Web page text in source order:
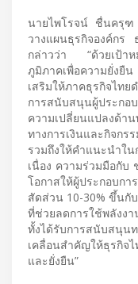
นายไพโรจน์ ชื่นครุฑ
วางแผนธุรกิจองค์ก
กล่าวว่า “ด้วยเป้าห
ภูมิภาคเพื่อความยั่ง
เสริมให้ภาคธุรกิจไทย
การสนับสนุนผู้ประกอ
ความเปลี่ยนแปลงด้า
ทางการเงินและกิจก
รวมถึงให้คำแนะนำใ
เนื่อง ความร่วมมือกับ
โอกาสให้ผู้ประกอบก
สัดส่วน 10-30% ขึ้นกั
ที่ช่วยลดการใช้พลังง
ทั้งได้รับการสนับสนุน
เคลื่อนสำคัญให้ธุรกิจ
และยั่งยืน”